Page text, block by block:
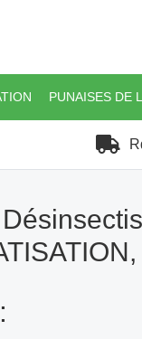
PUNAISES DE